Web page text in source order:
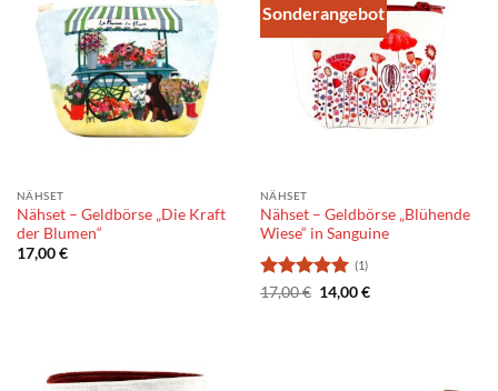
NÄHSET
Nähset – Geldbörse „Die Kraft
der Blumen“
17,00€
Sonderangebot
NÄHSET
Nähset – Geldbörse „Blühende
Wiese“ in Sanguine
Bewertung:
(1)
17,00€ Der
ursprüngliche
14,00€Der